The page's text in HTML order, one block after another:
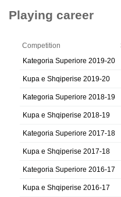
Playing career
Competition
Kategoria Superiore 2019-20
Kupa e Shqiperise 2019-20
Kategoria Superiore 2018-19
Kupa e Shqiperise 2018-19
Kategoria Superiore 2017-18
Kupa e Shqiperise 2017-18
Kategoria Superiore 2016-17
Kupa e Shqiperise 2016-17